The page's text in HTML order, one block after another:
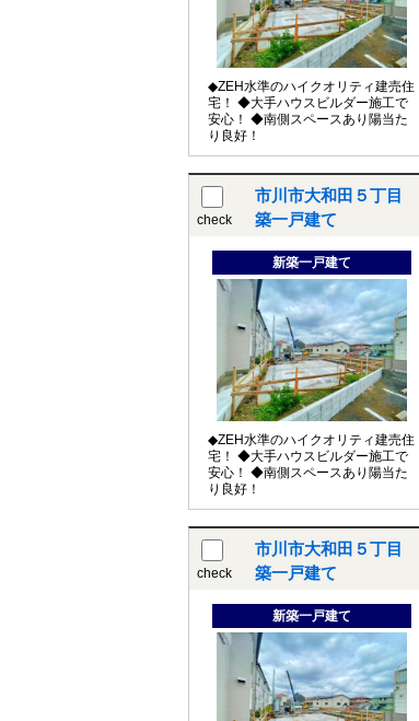
◆ZEH水準のハイクオリティ建売住
宅！ ◆大手ハウスビルダー施工で
安心！ ◆南側スペースあり陽当た
り良好！
check
市川市大和田５丁目
築一戸建て
新築一戸建て
◆ZEH水準のハイクオリティ建売住
宅！ ◆大手ハウスビルダー施工で
安心！ ◆南側スペースあり陽当た
り良好！
check
市川市大和田５丁目
築一戸建て
新築一戸建て